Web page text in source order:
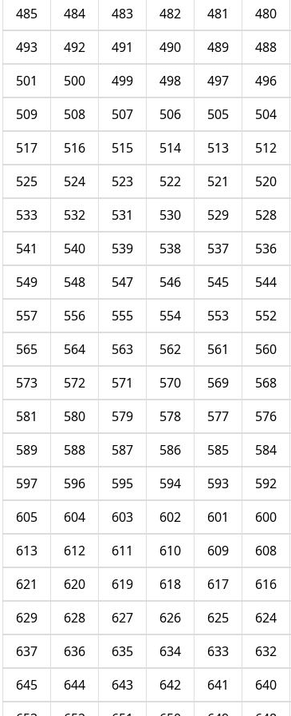
480
481
482
483
484
485
488
489
490
491
492
493
496
497
498
499
500
501
504
505
506
507
508
509
512
513
514
515
516
517
520
521
522
523
524
525
528
529
530
531
532
533
536
537
538
539
540
541
544
545
546
547
548
549
552
553
554
555
556
557
560
561
562
563
564
565
568
569
570
571
572
573
576
577
578
579
580
581
584
585
586
587
588
589
592
593
594
595
596
597
600
601
602
603
604
605
608
609
610
611
612
613
616
617
618
619
620
621
624
625
626
627
628
629
632
633
634
635
636
637
640
641
642
643
644
645